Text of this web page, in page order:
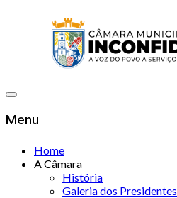
Menu
Home
A Câmara
História
Galeria dos Presidentes